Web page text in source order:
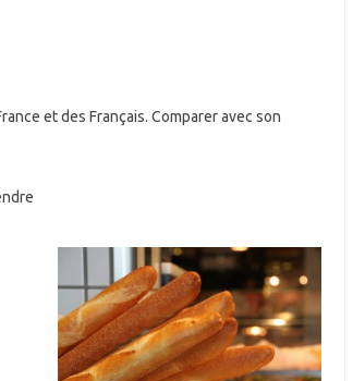
et des Français. Comparer avec son